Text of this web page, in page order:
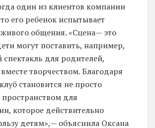
один из клиентов компании
его ребенок испытывает
живого общения. «Сцена— это
могут поставить, например,
для родителей,
творчеством. Благодаря
становится не просто
для
которое действительно
детям»,— объяснила Оксана